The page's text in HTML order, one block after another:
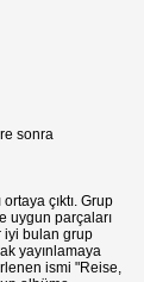
sonra
çıktı. Grup
uygun parçaları
iyi bulan grup
yayınlamaya
ismi "Reise,